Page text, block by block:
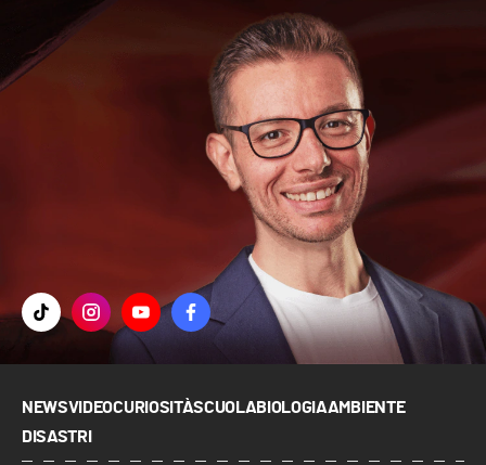
NEWSVIDEOCURIOSITÀSCUOLABIOLOGIAAMBIENTE
DISASTRI